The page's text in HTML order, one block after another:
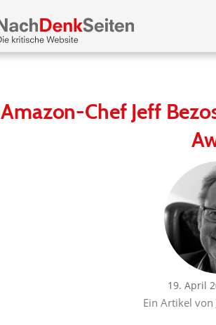
Amazon-Chef Jeff
19. April
Ein Artikel von